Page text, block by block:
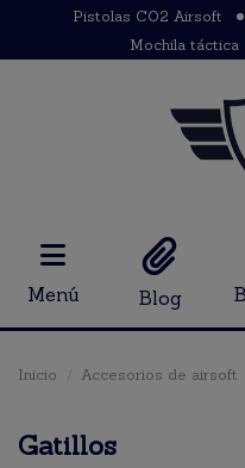
Pistolas CO2 Airsoft
Mochila táctica
Menú Blog
Inicio Accesorios de airsoft
Gatillos